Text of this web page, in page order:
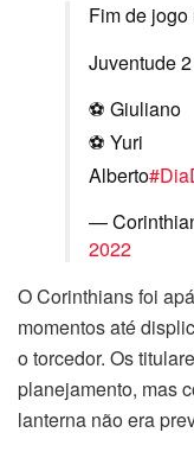
Fim de
Juventude
⚽ Giuliano
⚽ Yuri
Alberto
—
2022
O Corinthians foi
momentos até
o torcedor. Os
planejamento, mas
lanterna não era